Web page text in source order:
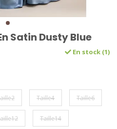
Satin Dusty Blue
En stock (1)
Taille4 Taille6
Taille14